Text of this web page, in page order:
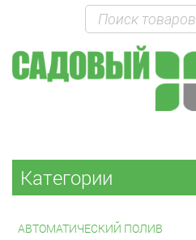
Категории
АВТОМАТИЧЕСКИЙ ПОЛИВ